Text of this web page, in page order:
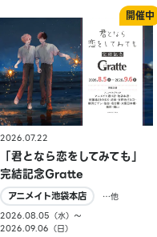
2026.07.22
「君となら恋をしてみても」
完結記念Gratte
アニメイト池袋本店
…他
2026.08.05（水）〜
2026.09.06（日）